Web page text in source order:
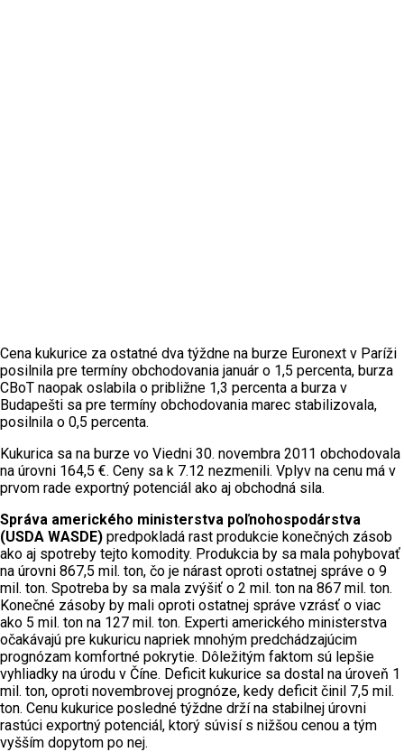
Cena kukurice za ostatné dva týždne na burze Euronext v Paríži
posilnila pre termíny obchodovania január o 1,5 percenta, burza
CBoT naopak oslabila o približne 1,3 percenta a burza v
Budapešti sa pre termíny obchodovania marec stabilizovala,
posilnila o 0,5 percenta.
Kukurica sa na burze vo Viedni 30. novembra 2011 obchodovala
na úrovni 164,5 €. Ceny sa k 7.12 nezmenili. Vplyv na cenu má v
prvom rade exportný potenciál ako aj obchodná sila.
Správa amerického ministerstva poľnohospodárstva
(USDA WASDE) predpokladá rast produkcie konečných zásob
ako aj spotreby tejto komodity. Produkcia by sa mala pohybovať
na úrovni 867,5 mil. ton, čo je nárast oproti ostatnej správe o 9
mil. ton. Spotreba by sa mala zvýšiť o 2 mil. ton na 867 mil. ton.
Konečné zásoby by mali oproti ostatnej správe vzrásť o viac
ako 5 mil. ton na 127 mil. ton. Experti amerického ministerstva
očakávajú pre kukuricu napriek mnohým predchádzajúcim
prognózam komfortné pokrytie. Dôležitým faktom sú lepšie
vyhliadky na úrodu v Číne. Deficit kukurice sa dostal na úroveň 1
mil. ton, oproti novembrovej prognóze, kedy deficit činil 7,5 mil.
ton. Cenu kukurice posledné týždne drží na stabilnej úrovni
rastúci exportný potenciál, ktorý súvisí s nižšou cenou a tým
vyšším dopytom po nej.